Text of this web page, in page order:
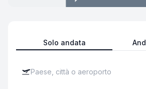
Solo andata